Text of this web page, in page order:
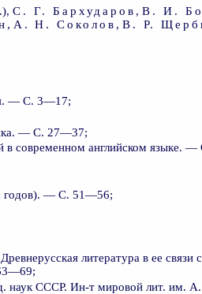
С. Г. Бархударов ,В. И.
, А. Н. Соколов , В. Р.
— С. 3—17;
— С. 27—37;
в современном английском языке.
годов). — С. 51—56;
литература в ее
наук СССР. Ин-т мировой лит.